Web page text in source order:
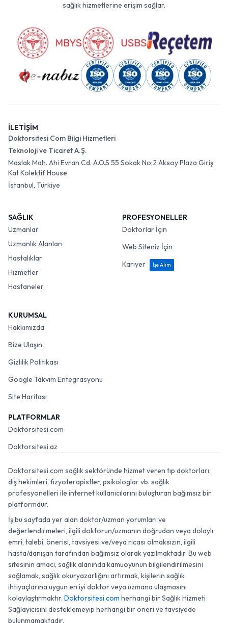
sağlık hizmetlerine erişim sağlar.
İLETİŞİM
Doktorsitesi Com Bilgi Hizmetleri
Teknoloji ve Ticaret A.Ş.
Maslak Mah. Ahi Evran Cd. A.O.S 55 Sokak No:2 Aksoy Plaza Giriş
Kat Kolektif House
İstanbul, Türkiye
SAĞLIK
Uzmanlar
Uzmanlık Alanları
Hastalıklar
Hizmetler
Hastaneler
PROFESYONELLER
Doktorlar İçin
Web Siteniz İçin
Kariyer
İşe Alım
KURUMSAL
Hakkımızda
Bize Ulaşın
Gizlilik Politikası
Google Takvim Entegrasyonu
Site Haritası
PLATFORMLAR
Doktorsitesi.com
Doktorsitesi.az
Doktorsitesi.com sağlık sektöründe hizmet veren tıp doktorları,
diş hekimleri, fizyoterapistler, psikologlar vb. sağlık
profesyonelleri ile internet kullanıcılarını buluşturan bağımsız bir
platformdur.
İş bu sayfada yer alan doktor/uzman yorumları ve
değerlendirmeleri, ilgili doktorun/uzmanın doğrudan veya dolaylı
emri, talebi, önerisi, tavsiyesi ve/veya ricası olmaksızın, ilgili
hasta/danışan tarafından bağımsız olarak yazılmaktadır. Bu web
sitesinin amacı, sağlık alanında kamuoyunun bilgilendirilmesini
sağlamak, sağlık okuryazarlığını artırmak, kişilerin sağlık
ihtiyaçlarına uygun en iyi doktor veya uzmana ulaşmasını
kolaylaştırmaktır. Doktorsitesi.com herhangi bir Sağlık Hizmeti
Sağlayıcısını desteklemeyip herhangi bir öneri ve tavsiyede
bulunmamaktadır.